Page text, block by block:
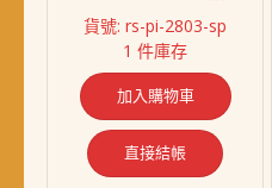
價
格：
NT$ 829。
價
NT$ 658。
貨號: rs-pi-2803-sp
1 件庫存
加入購物車
直接結帳